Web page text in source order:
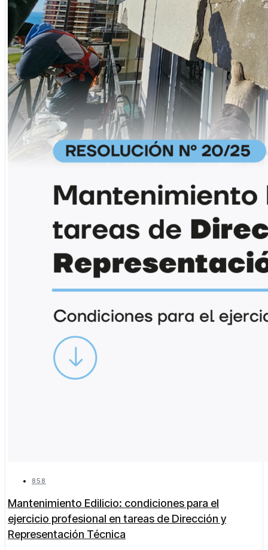
858
Mantenimiento Edilicio: condiciones para el
ejercicio profesional en tareas de Dirección y
Representación Técnica